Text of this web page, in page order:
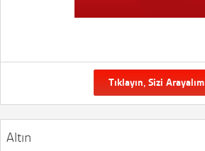
Tıklayın, Sizi Arayalım
Altın